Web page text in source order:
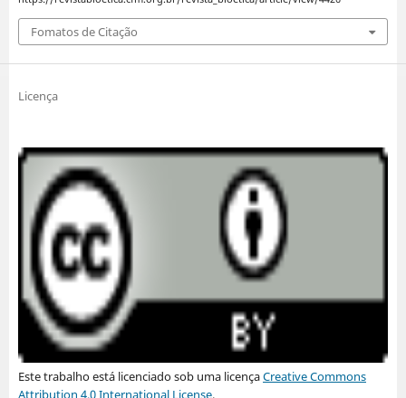
Fomatos de Citação
Licença
Este trabalho está licenciado sob uma licençaCreative Commons
Attribution 4.0 International License.